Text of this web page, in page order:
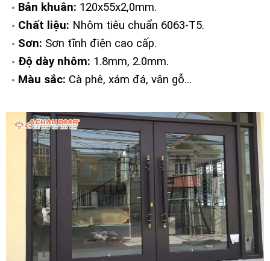
Bản khuân: 120x55x2,0mm.
Chất liệu: Nhôm tiêu chuẩn 6063-T5.
Sơn: Sơn tĩnh điện cao cấp.
Độ dày nhôm: 1.8mm, 2.0mm.
Màu sắc: Cà phê, xám đá, vân gỗ…